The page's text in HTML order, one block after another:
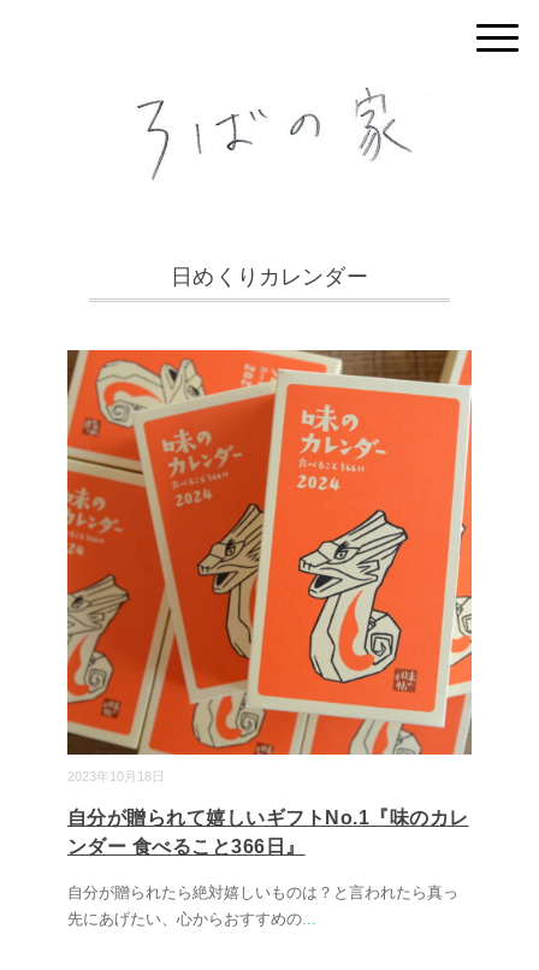
日めくりカレンダー
2023年10月18日
自分が贈られて嬉しいギフトNo.1『味のカレ
ンダー 食べること366日』
自分が贈られたら絶対嬉しいものは？と言われたら真っ
先にあげたい、心からおすすめの...